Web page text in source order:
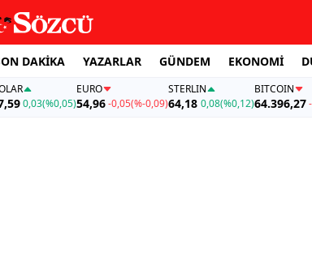
DAKİKA YAZARLAR GÜNDEM EKONOMİ
0,03(%0,05)
EURO
54,96 -0,05(%-0,09)
STERLIN
64,18 0,08(%0,12)
BITCOIN
64.396,27